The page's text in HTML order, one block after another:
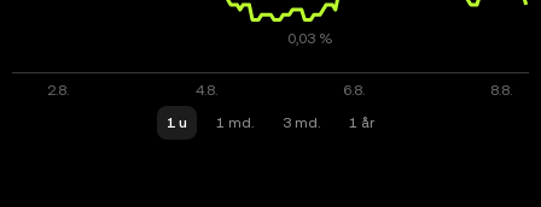
1 u 1 md. 3 md. 1 år